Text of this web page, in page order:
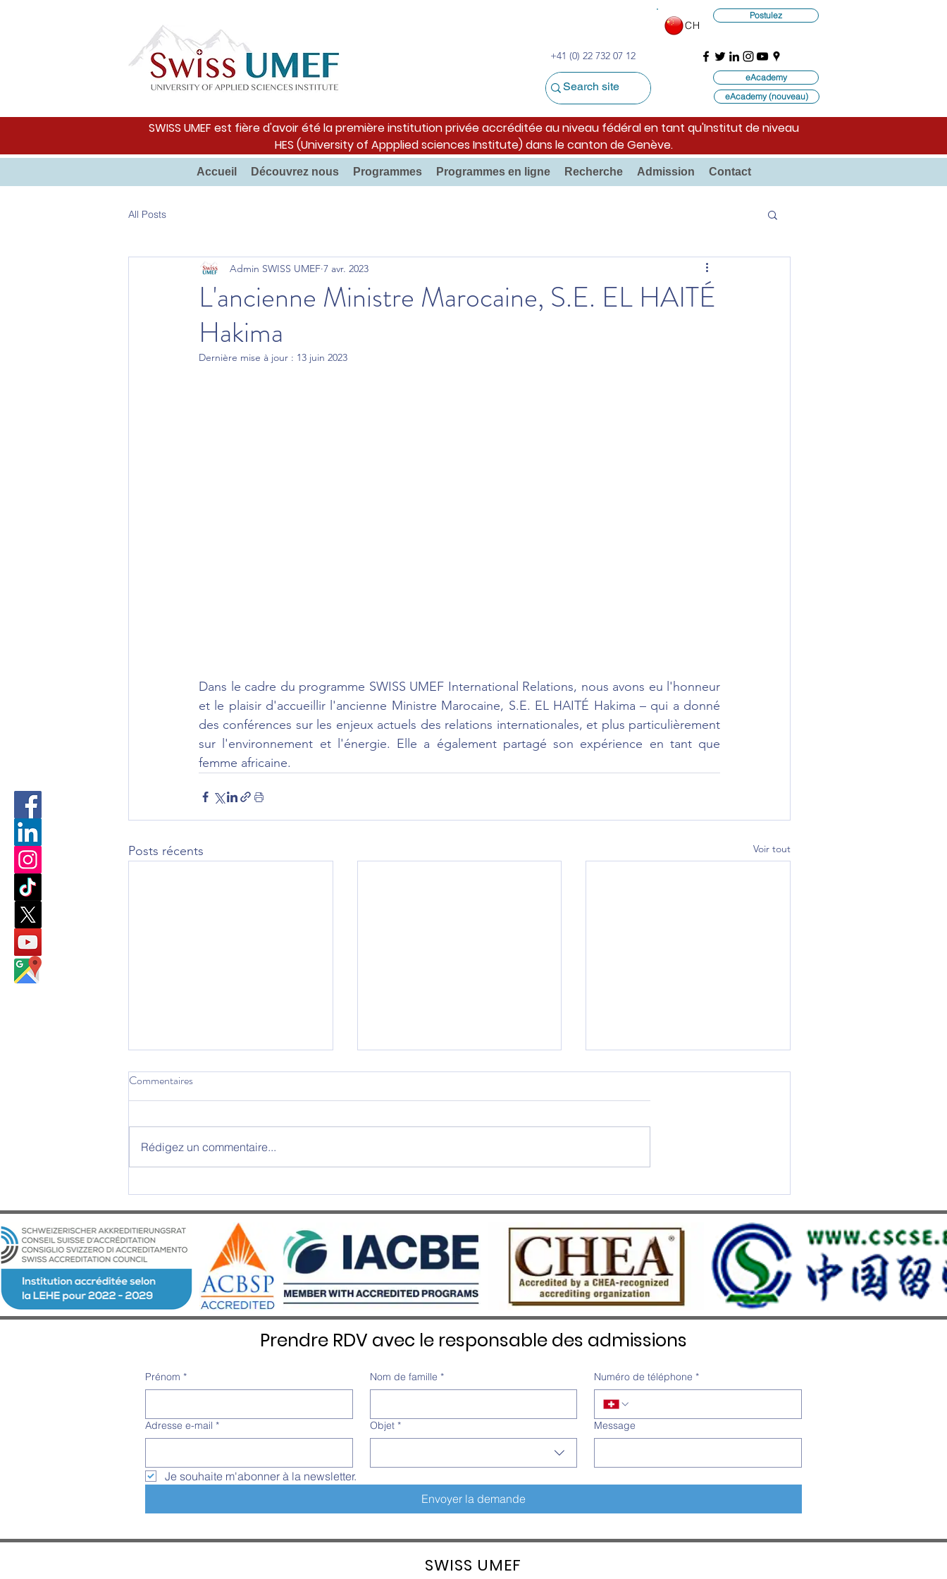
+41 (0) 22 732 07 12
CH
Postulez
eAcademy
eAcademy (nouveau)
SWISS UMEF est fière d'avoir été la première institution privée accréditée au niveau fédéral en tant qu'Institut de niveau
HES (University of Appplied sciences Institute) dans le canton de Genève.
Accueil Découvrez nous Programmes Programmes en ligne Recherche Admission Contact
All Posts
L'ancienne Ministre Marocaine, S.E. EL HAITÉ
Hakima
Admin SWISS UMEF 7 avr. 2023
Dernière mise à jour : 13 juin 2023
Dans le cadre du programme SWISS UMEF International Relations, nous avons eu l'honneur
et le plaisir d'accueillir l'ancienne Ministre Marocaine, S.E. EL HAITÉ Hakima – qui a donné
des conférences sur les enjeux actuels des relations internationales, et plus particulièrement
sur l'environnement et l'énergie. Elle a également partagé son expérience en tant que
femme africaine.
Posts récents Voir tout
La SWISS UMEF accueille une
journée sur la sécurité
internationale et européenne
Cérémonie de Remise des
Diplômes 2025 - Une soirée
d’excellence et d’émotion au
Château d’Aïre
SWISS UMEF reçoit la
prestigieuse distinction QS Stars
5 Étoiles Overall
Commentaires
Rédigez un commentaire...
Prendre RDV avec le responsable des admissions
Prénom * Nom de famille * Numéro de téléphone *
Adresse e-mail * Objet * Message
Je souhaite m'abonner à la newsletter.
Envoyer la demande
SWISS UMEF